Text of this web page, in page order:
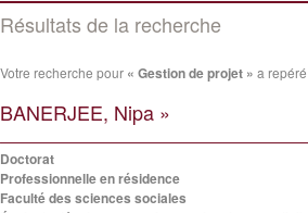
Résultats de la recherche
Votre recherche pour « Gestion de projet » a
BANERJEE, Nipa »
Doctorat
Professionnelle en résidence
Faculté des sciences sociales